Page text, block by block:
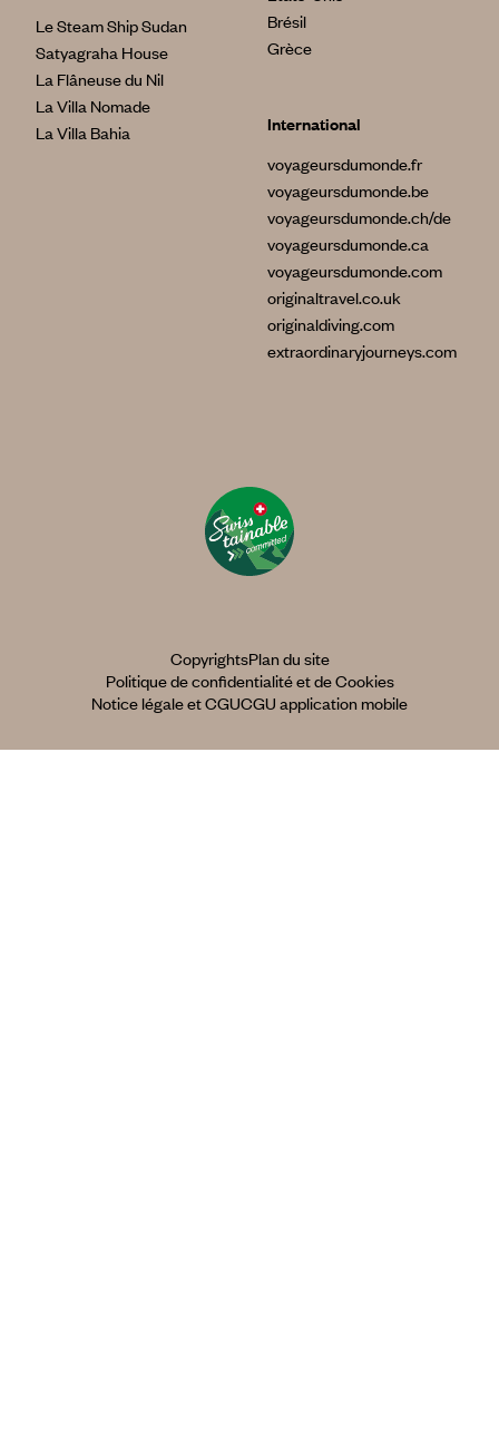
Le Steam Ship Sudan
Satyagraha House
La Flâneuse du Nil
La Villa Nomade
La Villa Bahia
Brésil
Grèce
International
voyageursdumonde.fr
voyageursdumonde.be
voyageursdumonde.ch/de
voyageursdumonde.ca
voyageursdumonde.com
originaltravel.co.uk
originaldiving.com
extraordinaryjourneys.com
CopyrightsPlan du site
Politique de confidentialité et de Cookies
Notice légale et CGUCGU application mobile